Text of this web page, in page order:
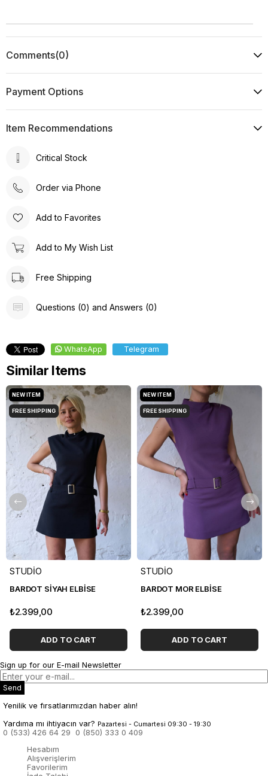
Comments(0)
Payment Options
Item Recommendations
Critical Stock
Order via Phone
Add to Favorites
Add to My Wish List
Free Shipping
Questions (0) and Answers (0)
WhatsApp Telegram
Similar Items
STUDİO
BARDOT SİYAH ELBİSE
₺2.399,00
ADD TO CART
NEW ITEM
FREE SHIPPING
STUDİO
BARDOT MOR ELBİSE
₺2.399,00
ADD TO CART
NEW ITEM
FREE SHIPPING
Sign up for our E-mail Newsletter
Send
Yenilik ve fırsatlarımızdan haber alın!
Yardıma mı ihtiyacın var? Pazartesi - Cumartesi 09:30 - 19:30
0 (533) 426 64 29
0 (850) 333 0 409
Hesabım
Alışverişlerim
Favorilerim